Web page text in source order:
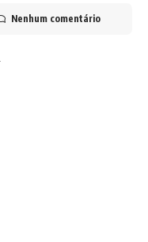
Nenhum comentário